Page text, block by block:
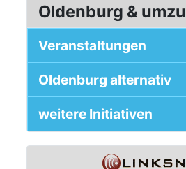
Oldenburg & umzu
Veranstaltungen
Oldenburg alternativ
weitere Initiativen